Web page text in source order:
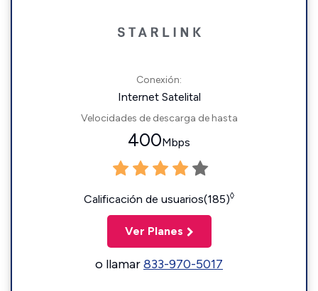
Conexión:
Internet Satelital
Velocidades de descarga de hasta
400Mbps
Calificación de usuarios(185)◊
Ver Planes
o llamar833-970-5017